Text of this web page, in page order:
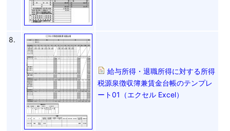
8.
給与所得・退職所得に対する所得
税源泉徴収簿兼賃金台帳のテンプレ
ート01（エクセル Excel）